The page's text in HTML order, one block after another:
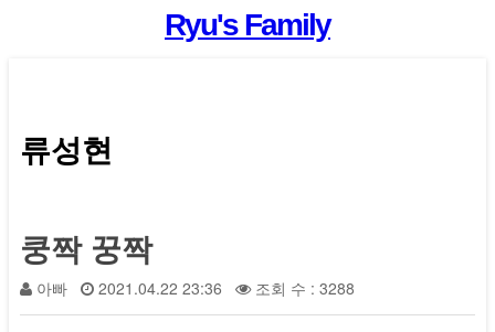
류성현
쿵짝 꿍짝
아빠 2021.04.22 23:36 조회 수 : 3288
Ryu's Family